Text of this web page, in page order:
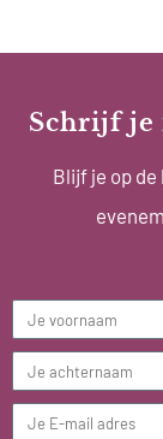
Schrijf je
Blijf je op